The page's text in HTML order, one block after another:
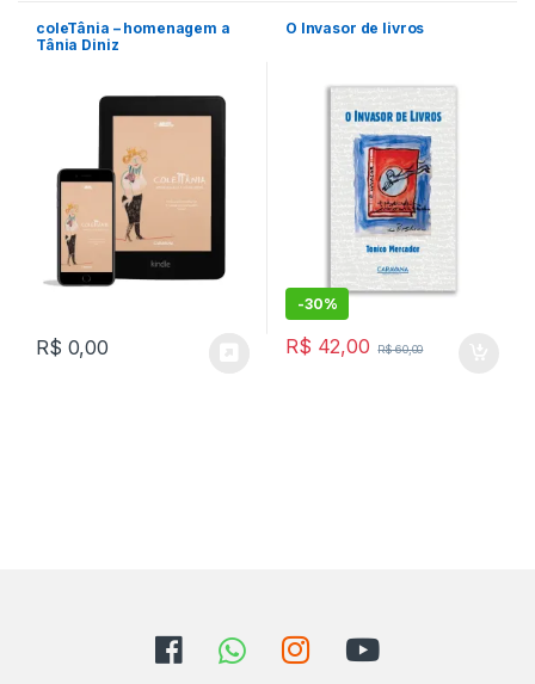
coleTânia – homenagem a
Tânia Diniz
R$ 0,00
O Invasor de livros
-30%
R$ 42,00 R$60,00